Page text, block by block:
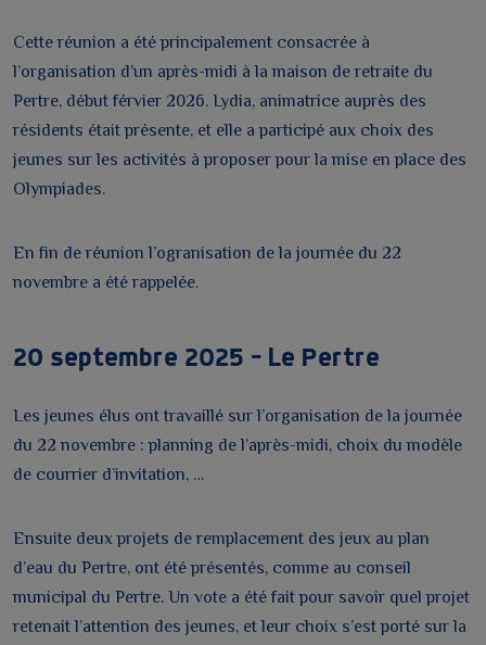
Cette réunion a été principalement consacrée à
l’organisation d’un après-midi à la maison de retraite du
Pertre, début férvier 2026. Lydia, animatrice auprès des
résidents était présente, et elle a participé aux choix des
jeunes sur les activités à proposer pour la mise en place des
Olympiades.
En fin de réunion l’ogranisation de la journée du 22
novembre a été rappelée.
20 septembre 2025 – Le Pertre
Les jeunes élus ont travaillé sur l’organisation de la journée
du 22 novembre : planning de l’après-midi, choix du modèle
de courrier d’invitation, …
Ensuite deux projets de remplacement des jeux au plan
d’eau du Pertre, ont été présentés, comme au conseil
municipal du Pertre. Un vote a été fait pour savoir quel projet
retenait l’attention des jeunes, et leur choix s’est porté sur la